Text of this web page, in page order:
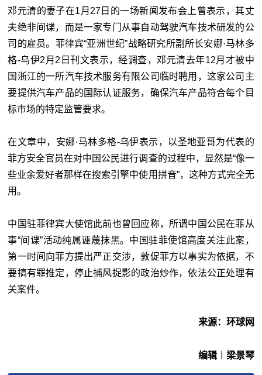
邓元清的妻子在1月27日的一场新闻发布会上曾表示，其丈
夫绝非间谍，而是一家专门从事自动驾驶汽车技术研发的公
司的雇员。菲律宾“亚洲世纪”战略研究所副所长安娜·马林多
格-乌伊2月2日刊文表示，经调查，邓元清去年12月才被中
国浙江的一所汽车技术服务有限公司临时聘用，这家公司主
要提供汽车产品的国际认证服务，确保汽车产品符合每个目
标市场的特定监管要求。
在文章中，安娜·马林多格-乌伊表示，以圣地亚哥为代表的
菲方安全官员在对中国公民进行调查的过程中，显然是“像一
些业余爱好者那样在搜索引擎中使用拼音”，这种方式完全无
用。
中国驻菲律宾大使馆此前也曾回应称，所谓中国公民在菲从
事“间谍”活动纯属诬蔑抹黑。中国驻菲使馆高度关注此案，
第一时间向菲方提出严正交涉，敦促菲方以事实为依据，不
要搞有罪推定，停止捕风捉影的政治炒作，依法公正处理有
关案件。
来源：环球网
编辑︱梁景琴